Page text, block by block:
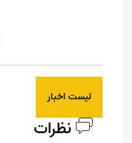
لیست اخبار
نظرات